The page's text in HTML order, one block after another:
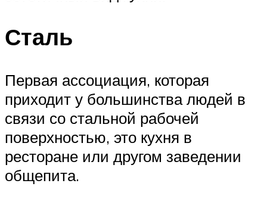
Сталь
Первая ассоциация, которая
приходит у большинства людей в
связи со стальной рабочей
поверхностью, это кухня в
ресторане или другом заведении
общепита.